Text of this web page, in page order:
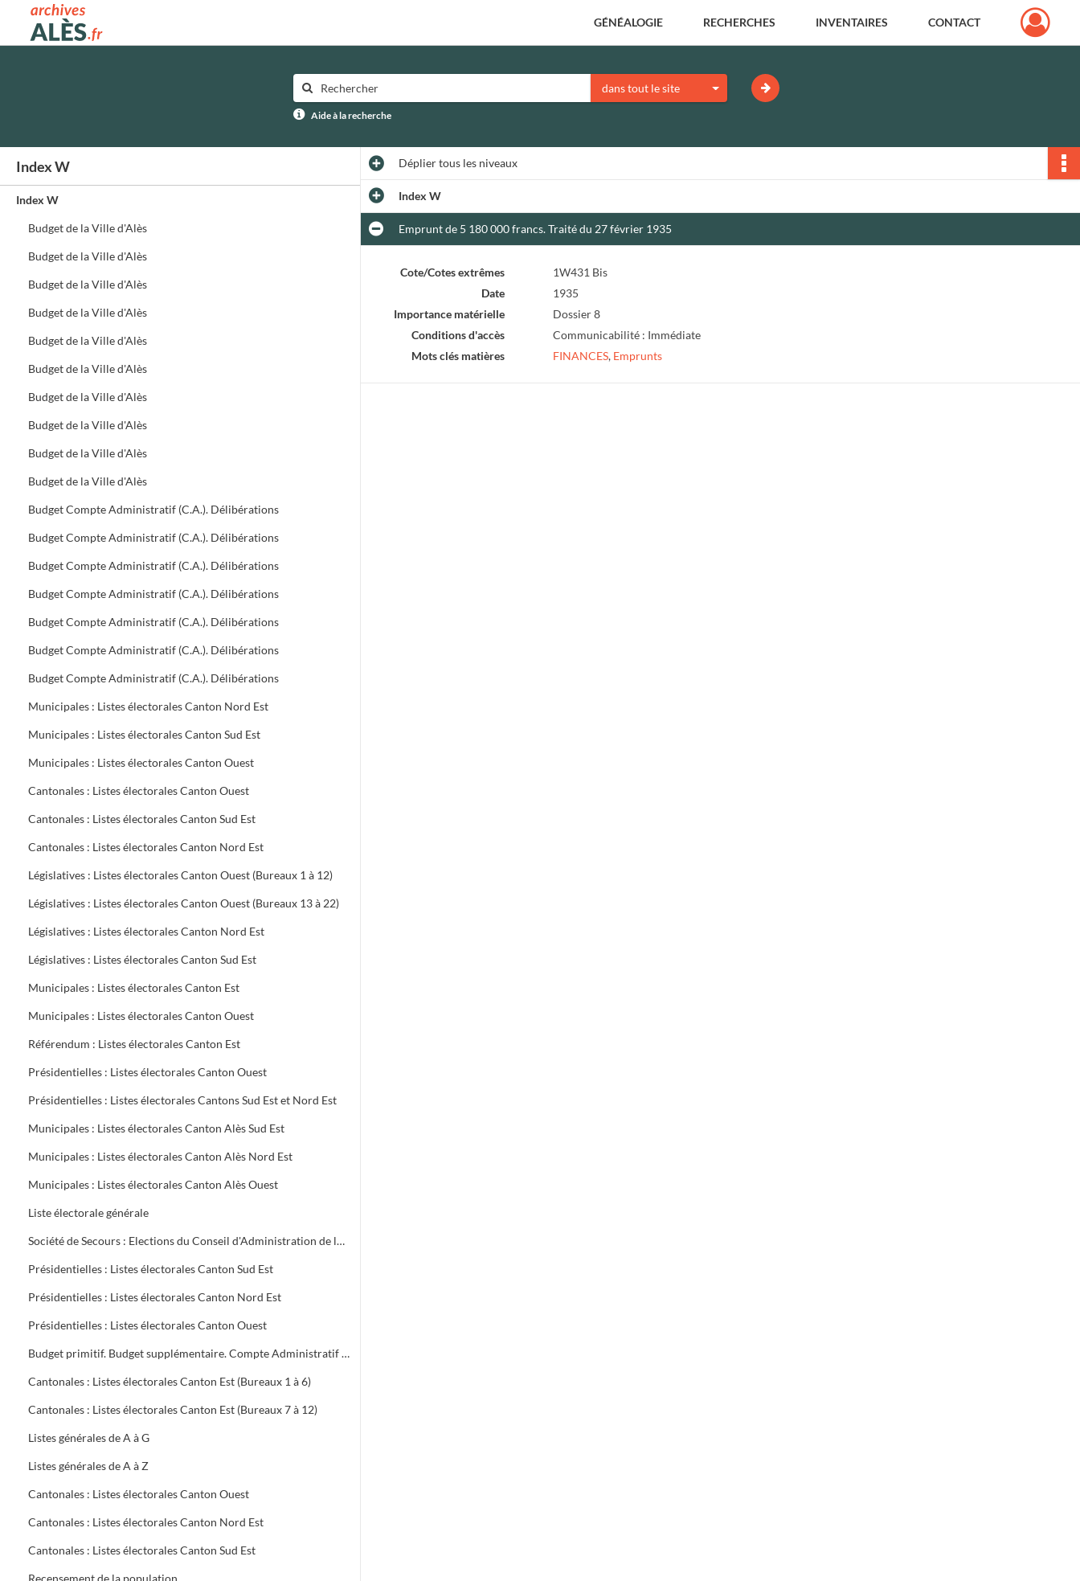
Archives municipales d'Alès GÉNÉALOGIE RECHERCHES INVENTAIRES CONTACT
dans tout le site
Aide à la recherche
Index W
Index W
Budget de la Ville d'Alès
Budget de la Ville d'Alès
Budget de la Ville d'Alès
Budget de la Ville d'Alès
Budget de la Ville d'Alès
Budget de la Ville d'Alès
Budget de la Ville d'Alès
Budget de la Ville d'Alès
Budget de la Ville d'Alès
Budget de la Ville d'Alès
Budget Compte Administratif (C.A.). Délibérations
Budget Compte Administratif (C.A.). Délibérations
Budget Compte Administratif (C.A.). Délibérations
Budget Compte Administratif (C.A.). Délibérations
Budget Compte Administratif (C.A.). Délibérations
Budget Compte Administratif (C.A.). Délibérations
Budget Compte Administratif (C.A.). Délibérations
Municipales : Listes électorales Canton Nord Est
Municipales : Listes électorales Canton Sud Est
Municipales : Listes électorales Canton Ouest
Cantonales : Listes électorales Canton Ouest
Cantonales : Listes électorales Canton Sud Est
Cantonales : Listes électorales Canton Nord Est
Législatives : Listes électorales Canton Ouest (Bureaux 1 à 12)
Législatives : Listes électorales Canton Ouest (Bureaux 13 à 22)
Législatives : Listes électorales Canton Nord Est
Législatives : Listes électorales Canton Sud Est
Municipales : Listes électorales Canton Est
Municipales : Listes électorales Canton Ouest
Référendum : Listes électorales Canton Est
Présidentielles : Listes électorales Canton Ouest
Présidentielles : Listes électorales Cantons Sud Est et Nord Est
Municipales : Listes électorales Canton Alès Sud Est
Municipales : Listes électorales Canton Alès Nord Est
Municipales : Listes électorales Canton Alès Ouest
Liste électorale générale
Société de Secours : Elections du Conseil d'Administration de la Société groupe sud des Houillères du Bassin des Cévennes (H.B.C.)
Présidentielles : Listes électorales Canton Sud Est
Présidentielles : Listes électorales Canton Nord Est
Présidentielles : Listes électorales Canton Ouest
Budget primitif. Budget supplémentaire. Compte Administratif (C.A.). Annexes au budget
Cantonales : Listes électorales Canton Est (Bureaux 1 à 6)
Cantonales : Listes électorales Canton Est (Bureaux 7 à 12)
Listes générales de A à G
Listes générales de A à Z
Cantonales : Listes électorales Canton Ouest
Cantonales : Listes électorales Canton Nord Est
Cantonales : Listes électorales Canton Sud Est
Recensement de la population
Dépliertous les niveaux
Index W
Emprunt de 5 180 000 francs. Traité du 27 février 1935
Cote/Cotes extrêmes
1W431 Bis
Date
1935
Importance matérielle
Dossier 8
Conditions d'accès
Communicabilité : Immédiate
Mots clés matières
FINANCES, Emprunts